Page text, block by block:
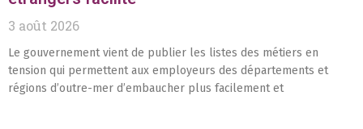
3 août 2026
Le gouvernement vient de publier les listes des métiers en
tension qui permettent aux employeurs des départements et
régions d’outre-mer d’embaucher plus facilement et